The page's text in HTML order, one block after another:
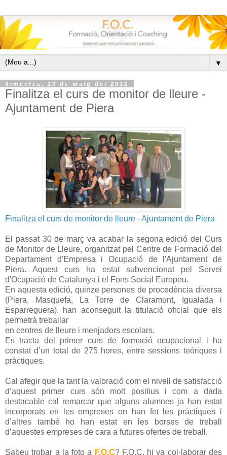
▼
dimecres, 23 de maig del 2012
Finalitza el curs de monitor de lleure -
Ajuntament de Piera
Finalitza el curs de monitor de lleure - Ajuntament de Piera
El passat 30 de març va acabar la segona edició del Curs
de Monitor de Lleure, organitzat pel Centre de Formació del
Departament d'Empresa i Ocupació de l'Ajuntament de
Piera. Aquest curs ha estat subvencionat pel Servei
d'Ocupació de Catalunya i el Fons Social Europeu.
En aquesta edició, quinze persones de procedència diversa
(Piera, Masquefa, La Torre de Claramunt, Igualada i
Esparreguera), han aconseguit la titulació oficial que els
permetrà treballar
en centres de lleure i menjadors escolars.
Es tracta del primer curs de formació ocupacional i ha
constat d’un total de 275 hores, entre sessions teòriques i
pràctiques.
Cal afegir que la tant la valoració com el nivell de satisfacció
d’aquest primer curs són molt positius i com a dada
destacable cal remarcar que alguns alumnes ja han estat
incorporats en les empreses on han fet les pràctiques i
d’altres també ho han estat en les borses de treball
d’aquestes empreses de cara a futures ofertes de treball.
Sabeu trobar a la foto a F.O.C? F.O.C. hi va col·laborar des